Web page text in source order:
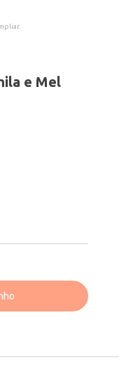
e Mel